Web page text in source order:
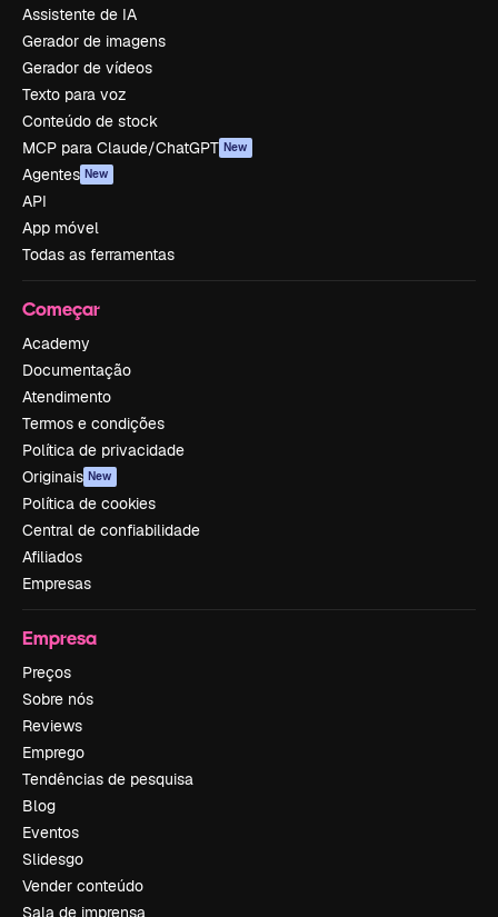
Assistente de IA
Gerador de imagens
Gerador de vídeos
Texto para voz
Conteúdo de stock
MCP para Claude/ChatGPT New
Agentes New
API
App móvel
Todas as ferramentas
Começar
Academy
Documentação
Atendimento
Termos e condições
Política de privacidade
Originais New
Política de cookies
Central de confiabilidade
Afiliados
Empresas
Empresa
Preços
Sobre nós
Reviews
Emprego
Tendências de pesquisa
Blog
Eventos
Slidesgo
Vender conteúdo
Sala de imprensa